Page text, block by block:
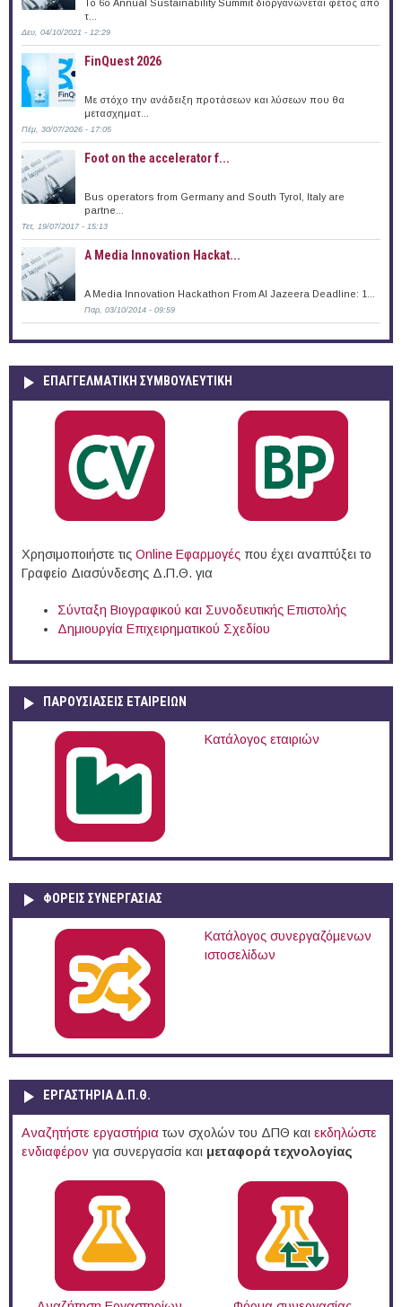
To 6ο Annual Sustainability Summit διοργανώνεται φέτος από
τ...
Δευ, 04/10/2021 - 12:29
FinQuest 2026
Με στόχο την ανάδειξη προτάσεων και λύσεων που θα
μετασχηματ...
Πέμ, 30/07/2026 - 17:05
Foot on the accelerator f...
Bus operators from Germany and South Tyrol, Italy are
partne...
Τετ, 19/07/2017 - 15:13
A Media Innovation Hackat...
A Media Innovation Hackathon From Al Jazeera Deadline: 1...
Παρ, 03/10/2014 - 09:59
ΕΠΑΓΓΕΛΜΑΤΙΚΉ ΣΥΜΒΟΥΛΕΥΤΙΚΉ
Χρησιμοποιήστε τις Online Eφαρμογές που έχει αναπτύξει το
Γραφείο Διασύνδεσης Δ.Π.Θ. για
Σύνταξη Βιογραφικού και Συνοδευτικής Επιστολής
Δημιουργία Επιχειρηματικού Σχεδίου
ΠΑΡΟΥΣΙΆΣΕΙΣ ΕΤΑΙΡΕΙΏΝ
Κατάλογος εταιριών
ΦΟΡΕΙΣ ΣΥΝΕΡΓΑΣΙΑΣ
Κατάλογος συνεργαζόμενων
ιστοσελίδων
ΕΡΓΑΣΤΗΡΙΑ Δ.Π.Θ.
Αναζητήστε εργαστήρια των σχολών του ΔΠΘ και εκδηλώστε
ενδιαφέρον για συνεργασία και μεταφορά τεχνολογίας